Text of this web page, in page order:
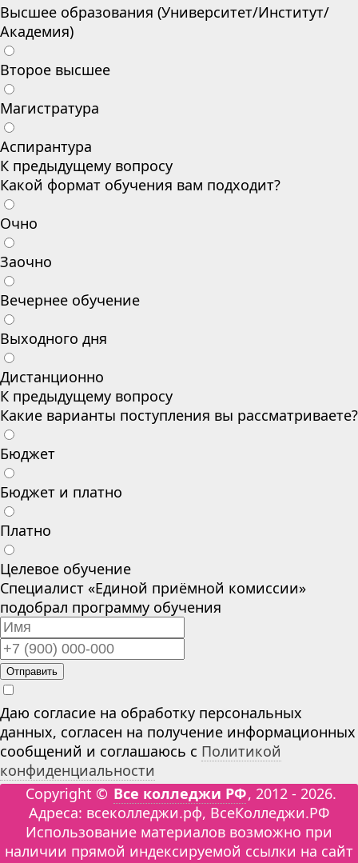
Высшее образования (Университет/Институт/
Академия)
Второе высшее
Магистратура
Аспирантура
К предыдущему вопросу
Какой формат обучения вам подходит?
Очно
Заочно
Вечернее обучение
Выходного дня
Дистанционно
К предыдущему вопросу
Какие варианты поступления вы рассматриваете?
Бюджет
Бюджет и платно
Платно
Целевое обучение
Специалист «Единой приёмной комиссии»
подобрал программу обучения
Отправить
Даю согласие на обработку персональных
данных, согласен на получение информационных
сообщений и соглашаюсь с Политикой
конфиденциальности
Copyright © Все колледжи РФ, 2012 - 2026.
Адреса: всеколледжи.рф, ВсеКолледжи.РФ
Использование материалов возможно при
наличии прямой индексируемой ссылки на сайт